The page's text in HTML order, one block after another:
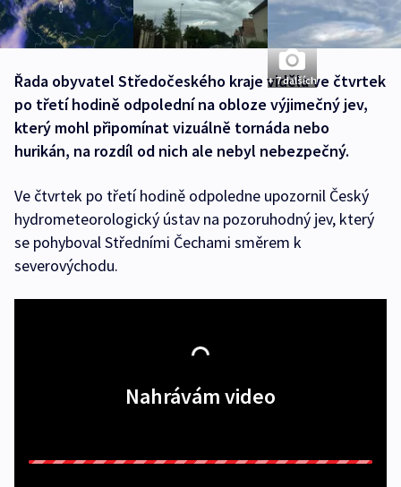
+ 7 dalších
Řada obyvatel Středočeského kraje viděla ve čtvrtek
po třetí hodině odpolední na obloze výjimečný jev,
který mohl připomínat vizuálně tornáda nebo
hurikán, na rozdíl od nich ale nebyl nebezpečný.
Ve čtvrtek po třetí hodině odpoledne upozornil Český
hydrometeorologický ústav na pozoruhodný jev, který
se pohyboval Středními Čechami směrem k
severovýchodu.
Nahrávám video